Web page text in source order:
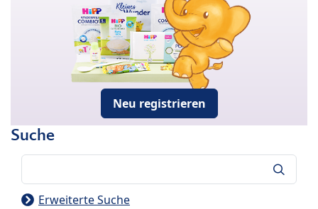
Neu registrieren
Suche
Erweiterte Suche